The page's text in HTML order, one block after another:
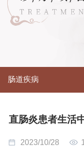
肠道疾病
直肠炎患者生活
2023/10/28